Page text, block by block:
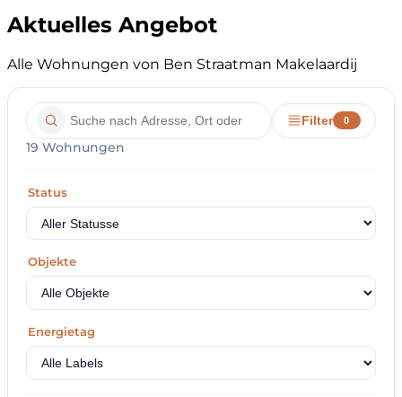
Aktuelles Angebot
Alle Wohnungen von Ben Straatman Makelaardij
Filter 0
19 Wohnungen
Status
Objekte
Energietag